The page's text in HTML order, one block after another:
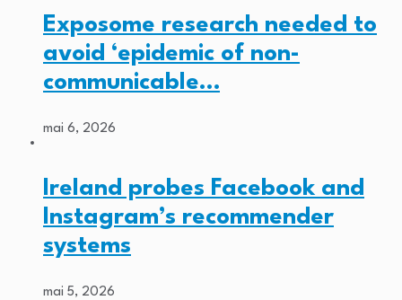
Exposome research needed to
avoid ‘epidemic of non-
communicable…
mai 6, 2026
Ireland probes Facebook and
Instagram’s recommender
systems
mai 5, 2026